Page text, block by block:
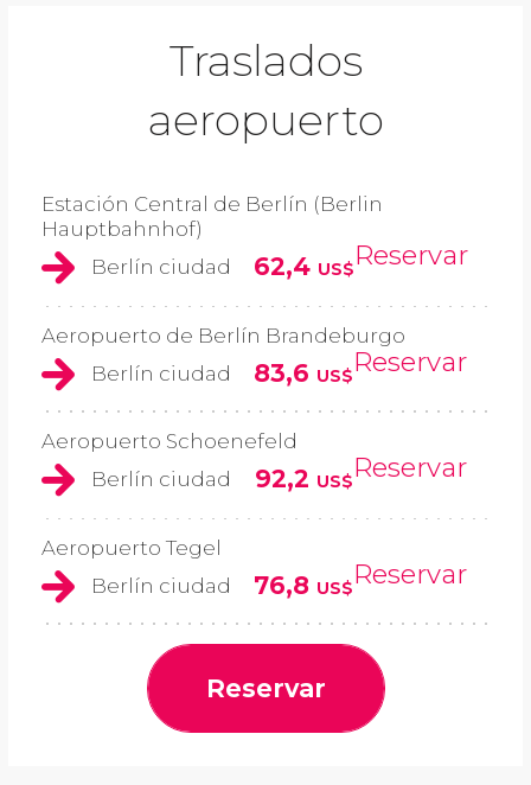
Traslados
aeropuerto
Estación Central de Berlín (Berlin
Hauptbahnhof)
Berlín ciudad
62,4 US$Reservar
Aeropuerto de Berlín Brandeburgo
Berlín ciudad
83,6 US$Reservar
Aeropuerto Schoenefeld
Berlín ciudad
92,2 US$Reservar
Aeropuerto Tegel
Berlín ciudad
76,8 US$Reservar
Reservar